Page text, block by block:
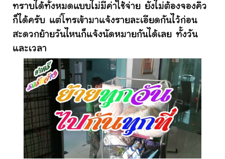
ทราบได้ทั้งหมดแบบไม่มีค่าใช้จ่าย ยังไม่ต้องจองคิว
ก็ได้ครับ แต่โทรเข้ามาแจ้งรายละเอียดกันไว้ก่อน
สะดวกย้ายวันไหนก็แจ้งนัดหมายกันได้เลย ทั้งวัน
และเวลา